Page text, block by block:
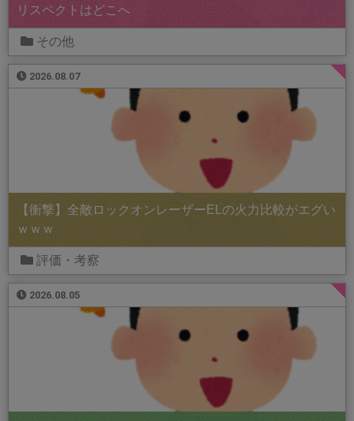
リスペクトはどこへ
その他
2026.08.07
【衝撃】全敵ロックオンレーザーELの火力比較がエグい
ｗｗｗ
評価・考察
2026.08.05